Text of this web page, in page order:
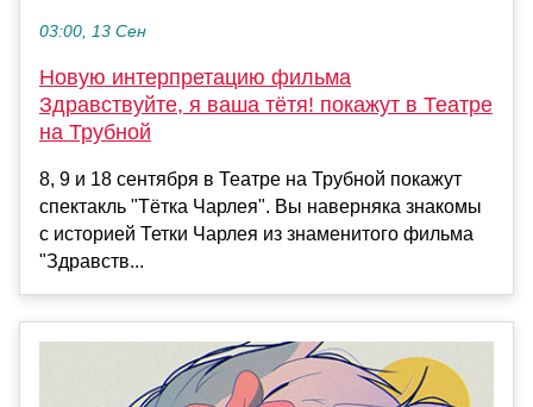
03:00, 13 Сен
Новую интерпретацию фильма
Здравствуйте, я ваша тётя! покажут в Театре
на Трубной
8, 9 и 18 сентября в Театре на Трубной покажут
спектакль "Тётка Чарлея". Вы наверняка знакомы
с историей Тетки Чарлея из знаменитого фильма
"Здравств...